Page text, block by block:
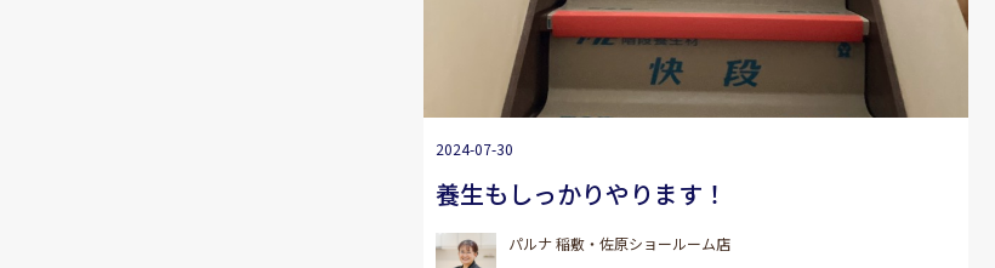
2024-07-30
養生もしっかりやります！
パルナ 稲敷・佐原ショールーム店